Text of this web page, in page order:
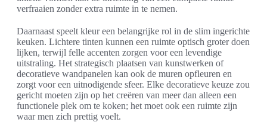
verfraaien zonder extra ruimte in te nemen.
Daarnaast speelt kleur een belangrijke rol in de slim ingerichte
keuken. Lichtere tinten kunnen een ruimte optisch groter doen
lijken, terwijl felle accenten zorgen voor een levendige
uitstraling. Het strategisch plaatsen van kunstwerken of
decoratieve wandpanelen kan ook de muren opfleuren en
zorgt voor een uitnodigende sfeer. Elke decoratieve keuze zou
gericht moeten zijn op het creëren van meer dan alleen een
functionele plek om te koken; het moet ook een ruimte zijn
waar men zich prettig voelt.